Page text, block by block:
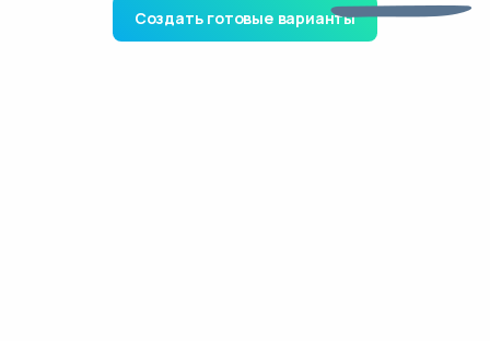
Создать готовые варианты